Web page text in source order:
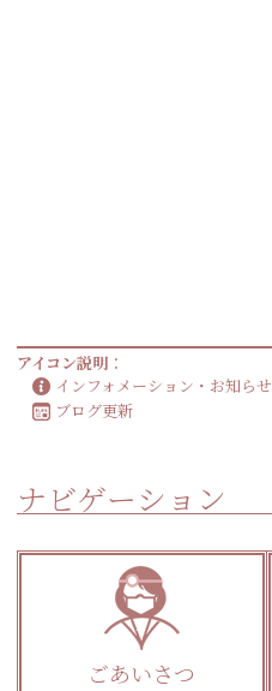
アイコン説明 ：
インフォメーション・お知らせ
ブログ更新
ナビゲーション
ごあいさつ